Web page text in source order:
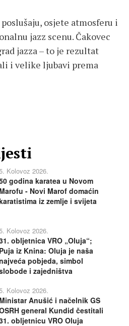
osjete atmosferu i
jazz scenu. Čakovec
jazza – to je rezultat
i velike ljubavi prema
5. Kolovoz 2026.
godina karatea u Novom
Marofu - Novi Marof domaćin
iz zemlje i svijeta
5. Kolovoz 2026.
obljetnica VRO „Oluja“;
Puja iz Knina: Oluja je naša
pobjeda, simbol
i zajedništva
5. Kolovoz 2026.
Ministar Anušić i načelnik GS
general Kundid čestitali
obljetnicu VRO Oluja